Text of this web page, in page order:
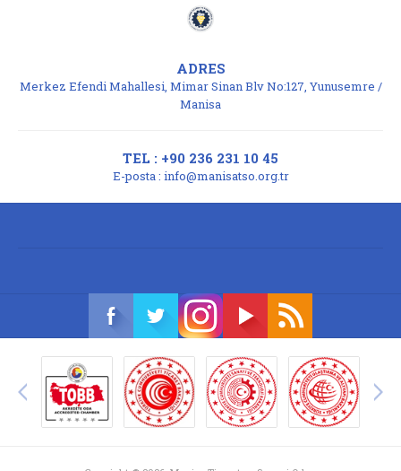
ADRES
Merkez Efendi Mahallesi, Mimar Sinan Blv No:127, Yunusemre /
Manisa
TEL : +90 236 231 10 45
E-posta : info@manisatso.org.tr